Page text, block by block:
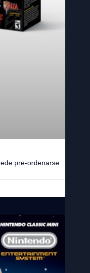
pre-ordenarse